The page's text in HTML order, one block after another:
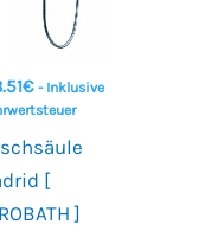
€ - Inklusive
[
]